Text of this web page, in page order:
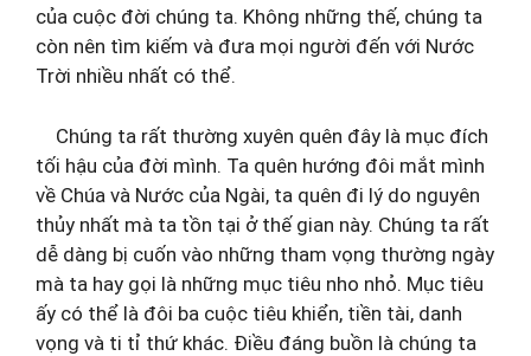
của cuộc đời chúng ta. Không những thế, chúng ta
còn nên tìm kiếm và đưa mọi người đến với Nước
Trời nhiều nhất có thể.
Chúng ta rất thường xuyên quên đây là mục đích
tối hậu của đời mình. Ta quên hướng đôi mắt mình
về Chúa và Nước của Ngài, ta quên đi lý do nguyên
thủy nhất mà ta tồn tại ở thế gian này. Chúng ta rất
dễ dàng bị cuốn vào những tham vọng thường ngày
mà ta hay gọi là những mục tiêu nho nhỏ. Mục tiêu
ấy có thể là đôi ba cuộc tiêu khiển, tiền tài, danh
vọng và ti tỉ thứ khác. Điều đáng buồn là chúng ta